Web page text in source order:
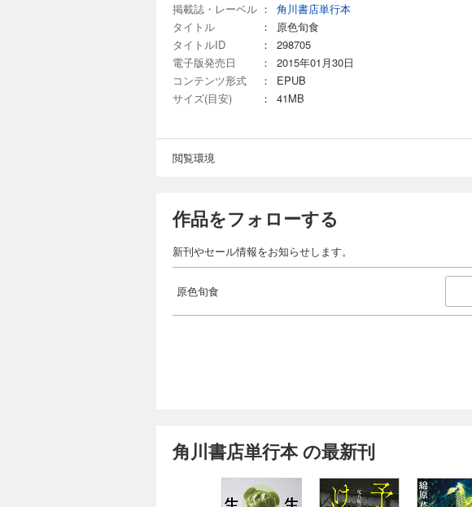
掲載誌・レーベル ：
角川書店単行本
タイトル
：
原色旬食
タイトルID
：
298705
電子版発売日
：
2015年01月30日
コンテンツ形式
：
EPUB
サイズ(目安)
： 41MB
閲覧環境
作品をフォローする
新刊やセール情報をお知らせします。
原色旬食
角川書店単行本 の最新刊